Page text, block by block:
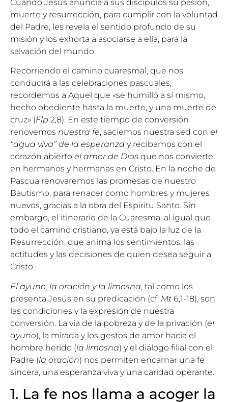
Cuando Jesús anuncia a sus discípulos su pasión,
muerte y resurrección, para cumplir con la voluntad
del Padre, les revela el sentido profundo de su
misión y los exhorta a asociarse a ella, para la
salvación del mundo.
Recorriendo el camino cuaresmal, que nos
conducirá a las celebraciones pascuales,
recordemos a Aquel que «se humilló a sí mismo,
hecho obediente hasta la muerte, y una muerte de
cruz» (Flp 2,8). En este tiempo de conversión
renovemos nuestra fe, saciemos nuestra sed con el
“agua viva” de la esperanza y recibamos con el
corazón abierto el amor de Dios que nos convierte
en hermanos y hermanas en Cristo. En la noche de
Pascua renovaremos las promesas de nuestro
Bautismo, para renacer como hombres y mujeres
nuevos, gracias a la obra del Espíritu Santo. Sin
embargo, el itinerario de la Cuaresma, al igual que
todo el camino cristiano, ya está bajo la luz de la
Resurrección, que anima los sentimientos, las
actitudes y las decisiones de quien desea seguir a
Cristo.
El ayuno, la oración y la limosna, tal como los
presenta Jesús en su predicación (cf. Mt 6,1-18), son
las condiciones y la expresión de nuestra
conversión. La vía de la pobreza y de la privación (el
ayuno), la mirada y los gestos de amor hacia el
hombre herido (la limosna) y el diálogo filial con el
Padre (la oración) nos permiten encarnar una fe
sincera, una esperanza viva y una caridad operante.
1. La fe nos llama a acoger la